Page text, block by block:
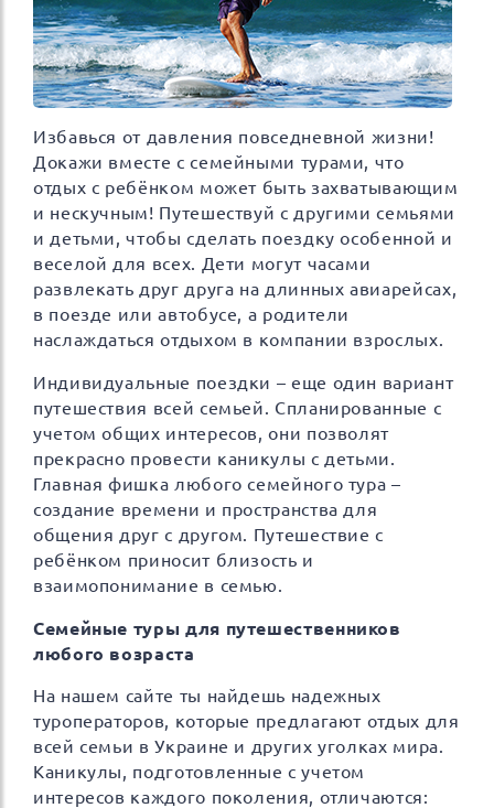
Избавься от давления повседневной жизни!
Докажи вместе с семейными турами, что
отдых с ребёнком может быть захватывающим
и нескучным! Путешествуй с другими семьями
и детьми, чтобы сделать поездку особенной и
веселой для всех. Дети могут часами
развлекать друг друга на длинных авиарейсах,
в поезде или автобусе, а родители
наслаждаться отдыхом в компании взрослых.
Индивидуальные поездки – еще один вариант
путешествия всей семьей. Спланированные с
учетом общих интересов, они позволят
прекрасно провести каникулы с детьми.
Главная фишка любого семейного тура –
создание времени и пространства для
общения друг с другом. Путешествие с
ребёнком приносит близость и
взаимопонимание в семью.
Семейные туры для путешественников
любого возраста
На нашем сайте ты найдешь надежных
туроператоров, которые предлагают отдых для
всей семьи в Украине и других уголках мира.
Каникулы, подготовленные с учетом
интересов каждого поколения, отличаются: